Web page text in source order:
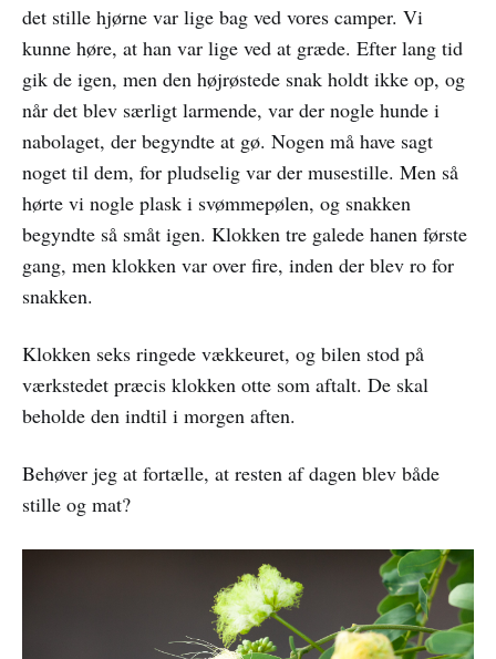
det stille hjørne var lige bag ved vores camper. Vi
kunne høre, at han var lige ved at græde. Efter lang tid
gik de igen, men den højrøstede snak holdt ikke op, og
når det blev særligt larmende, var der nogle hunde i
nabolaget, der begyndte at gø. Nogen må have sagt
noget til dem, for pludselig var der musestille. Men så
hørte vi nogle plask i svømmepølen, og snakken
begyndte så småt igen. Klokken tre galede hanen første
gang, men klokken var over fire, inden der blev ro for
snakken.
Klokken seks ringede vækkeuret, og bilen stod på
værkstedet præcis klokken otte som aftalt. De skal
beholde den indtil i morgen aften.
Behøver jeg at fortælle, at resten af dagen blev både
stille og mat?